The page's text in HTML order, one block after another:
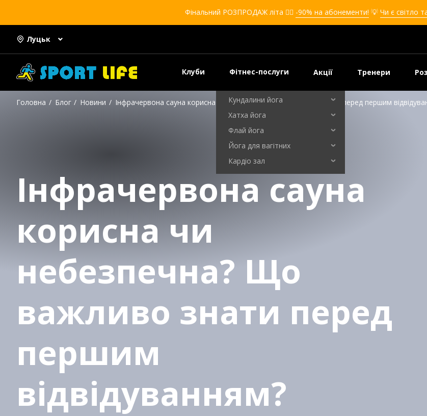
Фінальний РОЗПРОДАЖ літа ❤️‍🔥 -90% на абонементи! 💡 Чи є світло
Луцьк
Клуби Фітнес-послуги
Кікбоксинг для дівчат
Кікбоксинг для дітей
Самооборона для дівчат
Самооборона для дітей
Кундалини йога
Хатха йога
Флай йога
Йога для вагітних
Кардіо зал
Акції Тренери
Головна Блог Новини Інфрачервона сауна корисна чи небезпечна? Що важливо знати перед першим
Інфрачервона сауна
корисна чи
небезпечна? Що
важливо знати перед
першим
відвідуванням?